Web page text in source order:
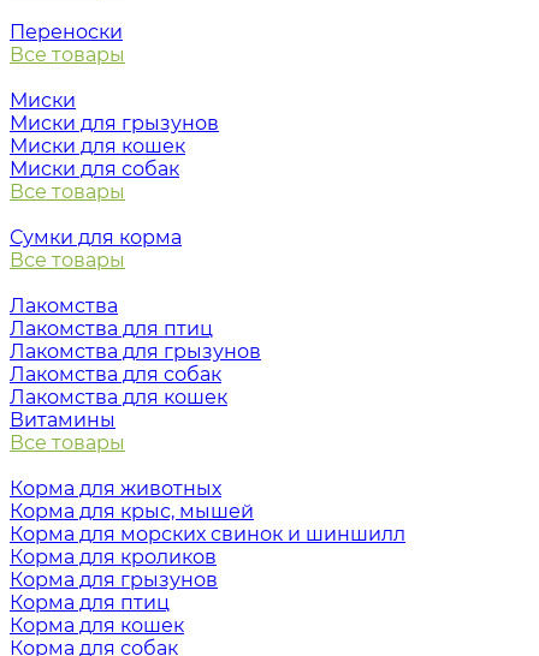
Переноски
Все товары
Миски
Миски для грызунов
Миски для кошек
Миски для собак
Все товары
Сумки для корма
Все товары
Лакомства
Лакомства для птиц
Лакомства для грызунов
Лакомства для собак
Лакомства для кошек
Витамины
Все товары
Корма для животных
Корма для крыс, мышей
Корма для морских свинок и шиншилл
Корма для кроликов
Корма для грызунов
Корма для птиц
Корма для кошек
Корма для собак